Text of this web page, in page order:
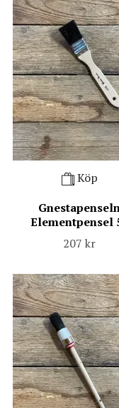
Köp
Elementpensel
207 kr